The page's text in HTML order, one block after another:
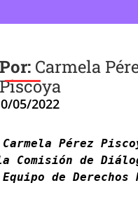
Carmela
Piscoya
Pérez
Comisión de
de Derechos
05/2022